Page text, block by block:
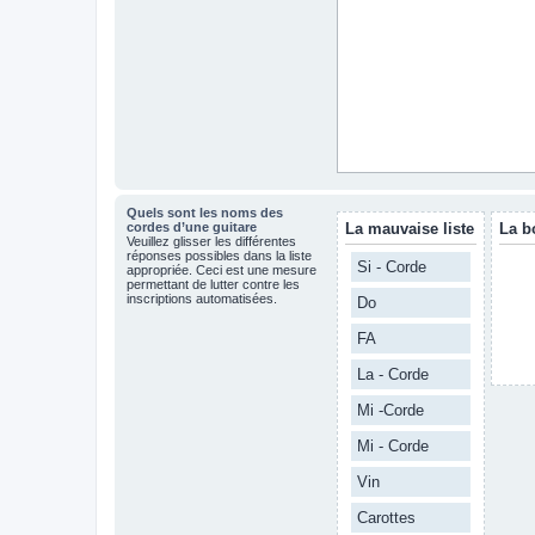
Quels sont les noms des
cordes d’une guitare
Veuillez glisser les différentes
réponses possibles dans la liste
appropriée. Ceci est une mesure
permettant de lutter contre les
inscriptions automatisées.
La mauvaise liste
Si - Corde
Do
FA
La - Corde
Mi -Corde
Mi - Corde
Vin
Carottes
La